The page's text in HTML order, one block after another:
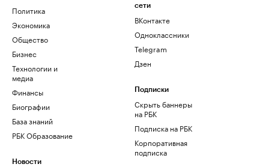
Политика
Экономика
Общество
Бизнес
Технологии и
медиа
Финансы
Биографии
База знаний
РБК Образование
Новости
сети
ВКонтакте
Одноклассники
Telegram
Дзен
Подписки
Скрыть баннеры
на РБК
Подписка на РБК
Корпоративная
подписка